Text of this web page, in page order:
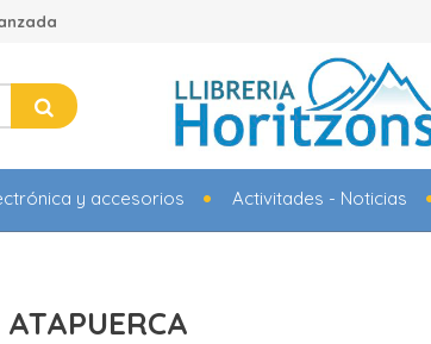
y accesorios Activitades - Noticias